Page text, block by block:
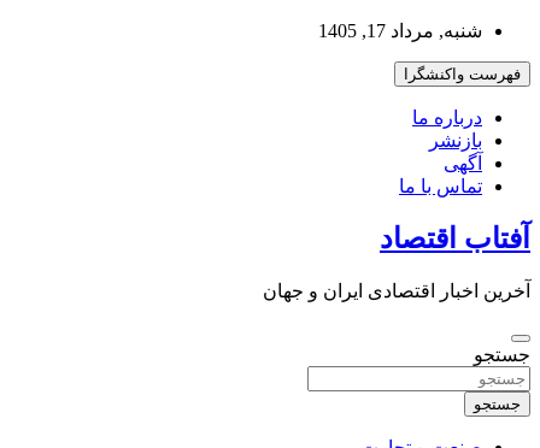
بروید
شنبه, مرداد 17, 1405
فهرست واکنشگرا
درباره ما
بازنشر
آگهی
تماس با ما
آفتاب اقتصاد
آخرین اخبار اقتصادی ایران و جهان
جستجو
جستجو